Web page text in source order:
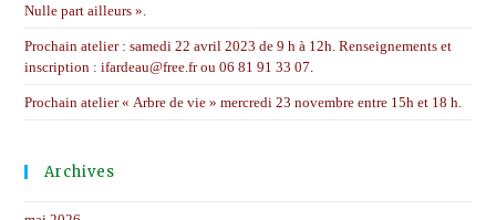
Nulle part ailleurs ».
Prochain atelier : samedi 22 avril 2023 de 9 h à 12h. Renseignements et
inscription : ifardeau@free.fr ou 06 81 91 33 07.
Prochain atelier « Arbre de vie » mercredi 23 novembre entre 15h et 18 h.
Archives